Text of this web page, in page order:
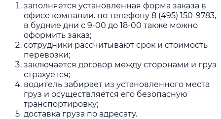
заполняется установленная форма заказа в
офисе компании. по телефону 8 (495) 150-9783,
в будние дни с 9-00 до 18-00 также можно
оформить заказ;
сотрудники рассчитывают срок и стоимость
перевозки;
заключается договор между сторонами и груз
страхуется;
водитель забирает из установленного места
груз и осуществляется его безопасную
транспортировку;
доставка груза по адресату.